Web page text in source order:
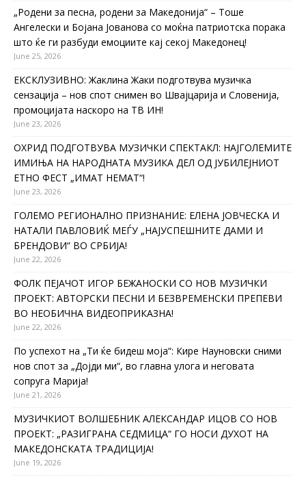
„Родени за песна, родени за Македонија“ – Тоше
Ангелески и Бојана Јованова со моќна патриотска порака
што ќе ги разбуди емоциите кај секој Македонец!
June 25, 2026
ЕКСКЛУЗИВНО: Жаклина Жаки подготвува музичка
сензација – нов спот снимен во Швајцарија и Словенија,
промоцијата наскоро на ТВ ИН!
June 23, 2026
ОХРИД ПОДГОТВУВА МУЗИЧКИ СПЕКТАКЛ: НАЈГОЛЕМИТЕ
ИМИЊА НА НАРОДНАТА МУЗИКА ДЕЛ ОД ЈУБИЛЕЈНИОТ
ЕТНО ФЕСТ „ИМАТ НЕМАТ“!
June 23, 2026
ГОЛЕМО РЕГИОНАЛНО ПРИЗНАНИЕ: ЕЛЕНА ЈОВЧЕСКА И
НАТАЛИ ПАВЛОВИЌ МЕЃУ „НАЈУСПЕШНИТЕ ДАМИ И
БРЕНДОВИ“ ВО СРБИЈА!
June 22, 2026
ФОЛК ПЕЈАЧОТ ИГОР БЕЖАНОСКИ СО НОВ МУЗИЧКИ
ПРОЕКТ: АВТОРСКИ ПЕСНИ И БЕЗВРЕМЕНСКИ ПРЕПЕВИ
ВО НЕОБИЧНА ВИДЕОПРИКАЗНА!
June 22, 2026
По успехот на „Ти ќе бидеш моја“: Кире Науновски сними
нов спот за „Дојди ми“, во главна улога и неговата
сопруга Марија!
June 21, 2026
МУЗИЧКИОТ ВОЛШЕБНИК АЛЕКСАНДАР ИЦОВ СО НОВ
ПРОЕКТ: „РАЗИГРАНА СЕДМИЦА“ ГО НОСИ ДУХОТ НА
МАКЕДОНСКАТА ТРАДИЦИЈА!
June 19, 2026